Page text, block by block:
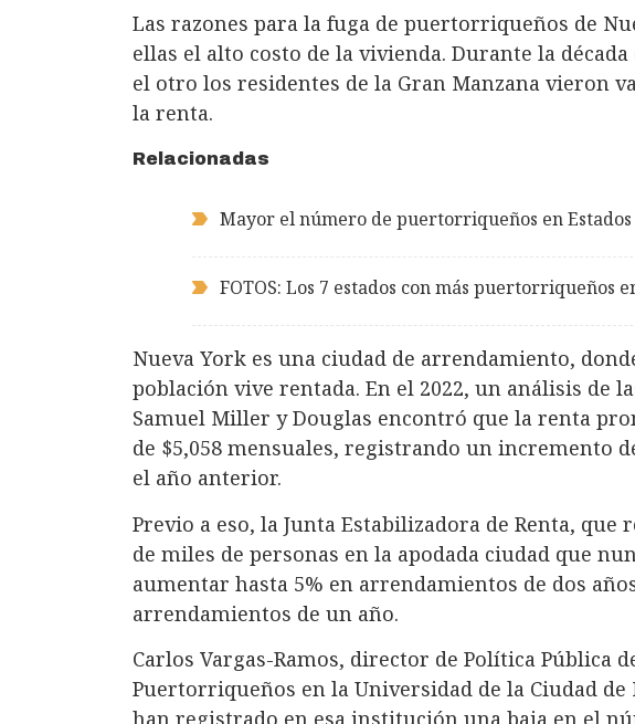
Las razones para la fuga de puertorriqueños de
ellas el alto costo de la vivienda. Durante la década
el otro los residentes de la Gran Manzana vieron
la renta.
Relacionadas
Mayor el número de puertorriqueños en
FOTOS: Los 7 estados con más puertorriqueños
Nueva York es una ciudad de arrendamiento,
población vive rentada. En el 2022, un análisis de
Samuel Miller y Douglas encontró que la renta
de $5,058 mensuales, registrando un incremento
el año anterior.
Previo a eso, la Junta Estabilizadora de Renta,
de miles de personas en la apodada ciudad que
aumentar hasta 5% en arrendamientos de dos
arrendamientos de un año.
Carlos Vargas-Ramos, director de Política Pública
Puertorriqueños en la Universidad de la Ciudad